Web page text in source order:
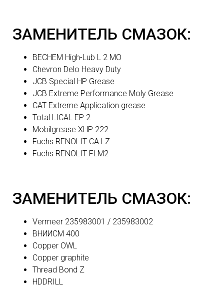
ЗАМЕНИТЕЛЬ СМАЗОК:
BECHEM High-Lub L 2 MO
Chevron Delo Heavy Duty
JCB Special HP Grease
JCB Extreme Performance Moly Grease
CAT Extreme Application grease
Total LICAL EP 2
Mobilgrease XHP 222
Fuchs RENOLIT CA LZ
Fuchs RENOLIT FLM2
ЗАМЕНИТЕЛЬ СМАЗОК:
Vermeer 235983001 / 235983002
ВНИИСМ 400
Copper OWL
Copper graphite
Thread Bond Z
HDDRILL